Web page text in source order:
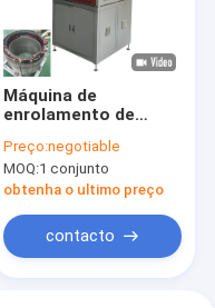
Máquina de
enrolamento de
motores sem
escovas totalmente
automática AC DC
Preço:negotiable
MOQ:1 conjunto
obtenha o ultimo preço
contacto